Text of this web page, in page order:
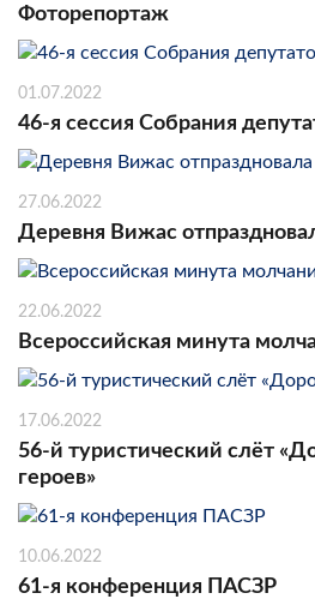
Фоторепортаж
01.07.2022
46-я сессия Собрания
27.06.2022
Деревня Вижас
22.06.2022
Всероссийская минута
17.06.2022
56-й туристический слёт
героев»
10.06.2022
61-я конференция ПАСЗР